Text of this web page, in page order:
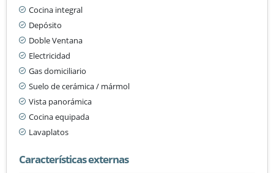
Cocina integral
Depósito
Doble Ventana
Electricidad
Gas domiciliario
Suelo de cerámica / mármol
Vista panorámica
Cocina equipada
Lavaplatos
Características externas